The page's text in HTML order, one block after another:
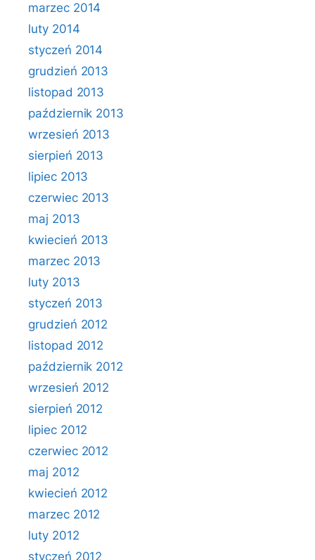
marzec 2014
luty 2014
styczeń 2014
grudzień 2013
listopad 2013
październik 2013
wrzesień 2013
sierpień 2013
lipiec 2013
czerwiec 2013
maj 2013
kwiecień 2013
marzec 2013
luty 2013
styczeń 2013
grudzień 2012
listopad 2012
październik 2012
wrzesień 2012
sierpień 2012
lipiec 2012
czerwiec 2012
maj 2012
kwiecień 2012
marzec 2012
luty 2012
styczeń 2012